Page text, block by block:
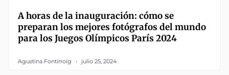
A horas de la inauguración: cómo se
preparan los mejores fotógrafos del mundo
para los Juegos Olímpicos París 2024
Agustina Fontirroig julio 25, 2024